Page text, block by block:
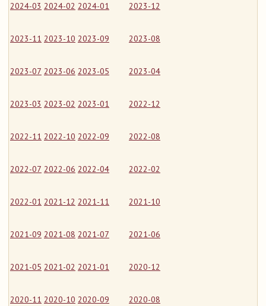
2024-03 2024-02 2024-01 2023-12
2023-11 2023-10 2023-09 2023-08
2023-07 2023-06 2023-05 2023-04
2023-03 2023-02 2023-01 2022-12
2022-11 2022-10 2022-09 2022-08
2022-07 2022-06 2022-04 2022-02
2022-01 2021-12 2021-11 2021-10
2021-09 2021-08 2021-07 2021-06
2021-05 2021-02 2021-01 2020-12
2020-11 2020-10 2020-09 2020-08